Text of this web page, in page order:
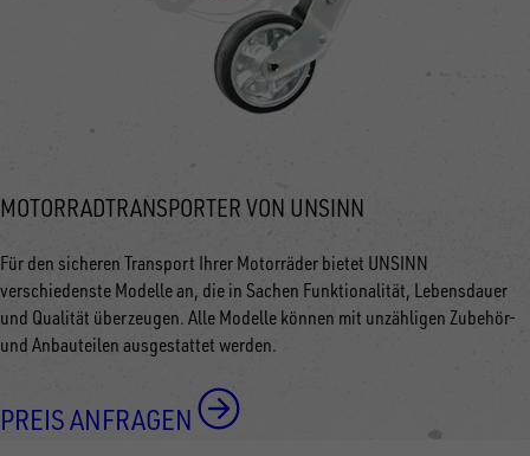
MOTORRADTRANSPORTER VON UNSINN
Für den sicheren Transport Ihrer Motorräder bietet UNSINN
verschiedenste Modelle an, die in Sachen Funktionalität, Lebensdauer
und Qualität überzeugen. Alle Modelle können mit unzähligen Zubehör-
und Anbauteilen ausgestattet werden.
PREIS ANFRAGEN